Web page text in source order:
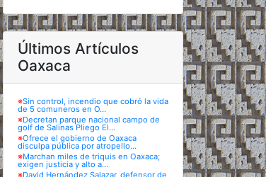
Últimos Artículos
Oaxaca
※Sin control, incendio que cobró la vida
de 5 comuneros en O...
※Decretan parque nacional campo de
golf de Salinas Pliego El...
※Ofrece el gobierno de Oaxaca
disculpa pública por atropello...
※Marchan miles de triquis en Oaxaca;
exigen justicia y alto a...
※David Hernández Salazar, defensor de